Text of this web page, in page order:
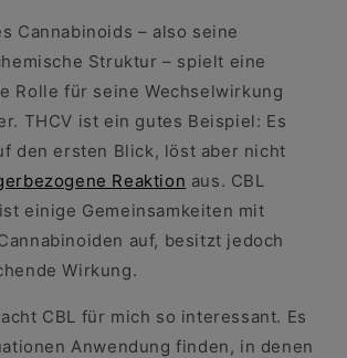
Cannabinoids – also seine
Struktur – spielt eine
Rolle für seine Wechselwirkung
THCV ist ein gutes Beispiel: Es
den ersten Blick, löst aber nicht
Reaktion aus. CBL
einige Gemeinsamkeiten mit
auf, besitzt jedoch
Wirkung.
CBL für mich so interessant. Es
Anwendung finden, in denen